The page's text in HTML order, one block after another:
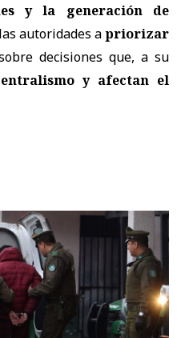
y la generación de
autoridades apriorizar
decisiones que, a su
y afectan el